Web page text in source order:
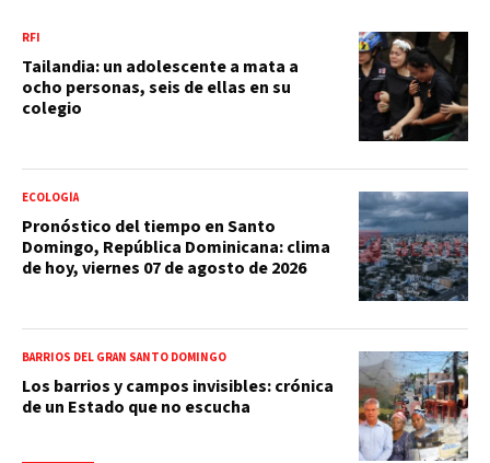
RFI
Tailandia: un adolescente a mata a
ocho personas, seis de ellas en su
colegio
ECOLOGÍA
Pronóstico del tiempo en Santo
Domingo, República Dominicana: clima
de hoy, viernes 07 de agosto de 2026
BARRIOS DEL GRAN SANTO DOMINGO
Los barrios y campos invisibles: crónica
de un Estado que no escucha